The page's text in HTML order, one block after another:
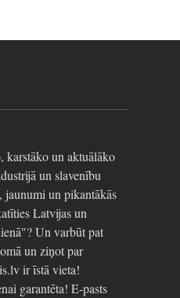
karstāko un aktuālāko
un slavenību
jaunumi un pikantākās
Latvijas un
Un varbūt pat
un ziņot par
ir īstā vieta!
garantēta! E-pasts